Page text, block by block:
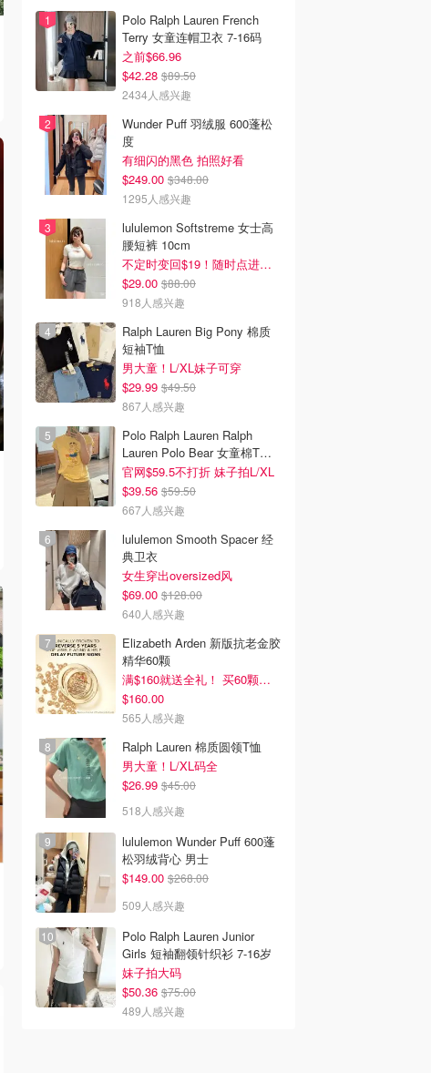
Polo Ralph Lauren French
Terry 女童连帽卫衣 7-16码
之前$66.96
$42.28 $89.50
2434人感兴趣
Wunder Puff 羽绒服 600蓬松
度
有细闪的黑色 拍照好看
$249.00 $348.00
1295人感兴趣
lululemon Softstreme 女士高
腰短裤 10cm
不定时变回$19！随时点进来看
$29.00 $88.00
918人感兴趣
Ralph Lauren Big Pony 棉质
短袖T恤
男大童！L/XL妹子可穿
$29.99 $49.50
867人感兴趣
Polo Ralph Lauren Ralph
Lauren Polo Bear 女童棉T恤
染色 1件
官网$59.5不打折 妹子拍L/XL
$39.56 $59.50
667人感兴趣
lululemon Smooth Spacer 经
典卫衣
女生穿出oversized风
$69.00 $128.00
640人感兴趣
Elizabeth Arden 新版抗老金胶
精华60颗
满$160就送全礼！ 买60颗刚好
$160.00
565人感兴趣
Ralph Lauren 棉质圆领T恤
男大童！L/XL码全
$26.99 $45.00
518人感兴趣
lululemon Wunder Puff 600蓬
松羽绒背心 男士
$149.00 $268.00
509人感兴趣
Polo Ralph Lauren Junior
Girls 短袖翻领针织衫 7-16岁
妹子拍大码
$50.36 $75.00
489人感兴趣